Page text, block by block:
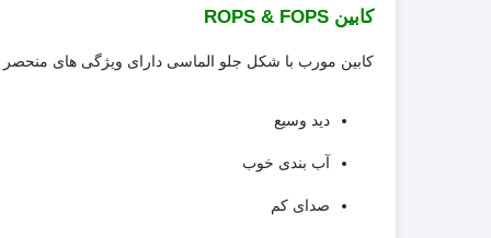
کابین ROPS & FOPS
کابین مورب با شکل جلو الماسی دارای ویژگی های
دید وسیع
آب بندی خوب
صدای کم